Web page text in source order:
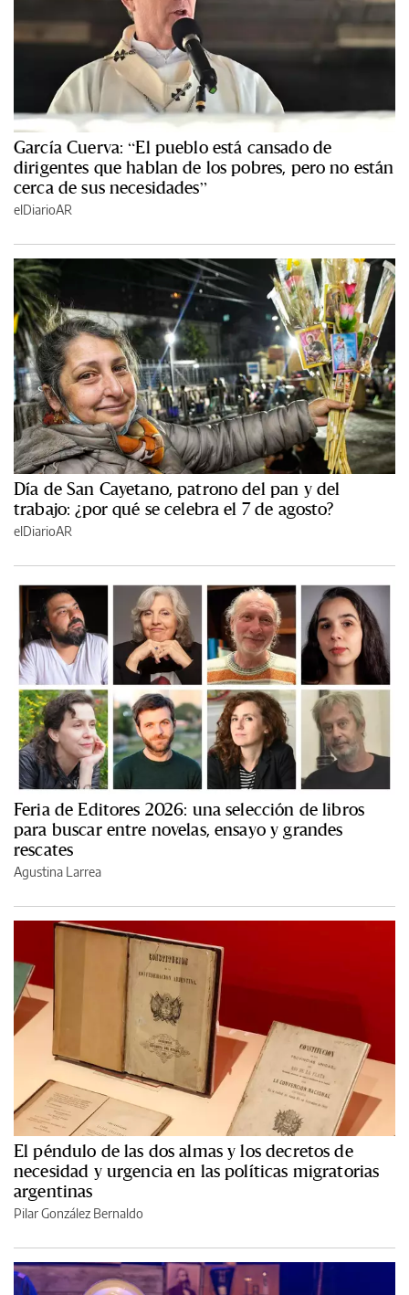
García Cuerva: “El pueblo está cansado de
dirigentes que hablan de los pobres, pero no están
cerca de sus necesidades”
elDiarioAR
Día de San Cayetano, patrono del pan y del
trabajo: ¿por qué se celebra el 7 de agosto?
elDiarioAR
Feria de Editores 2026: una selección de libros
para buscar entre novelas, ensayo y grandes
rescates
Agustina Larrea
El péndulo de las dos almas y los decretos de
necesidad y urgencia en las políticas migratorias
argentinas
Pilar González Bernaldo